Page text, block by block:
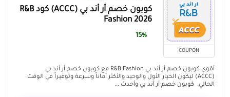
COUPON
كوبون خصم أر أند بي (ACCC) كود R&B
Fashion 2026
15%
أقوى كوبون خصم أر أند بي R&B Fashion مع كوبون خصم أر أند بي
(ACCC) ليكون الخيار الأول والوحيد والأكثر أماناً وسرعة وتوفيراً في الوقت
الحالي. كوبون خصم أر أند بي وأحدث ...